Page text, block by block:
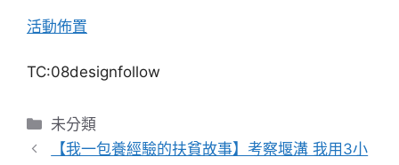
活動佈置
TC:08designfollow
分
類
未分類
【我一包養經驗的扶貧故事】考察堰溝 我用3小